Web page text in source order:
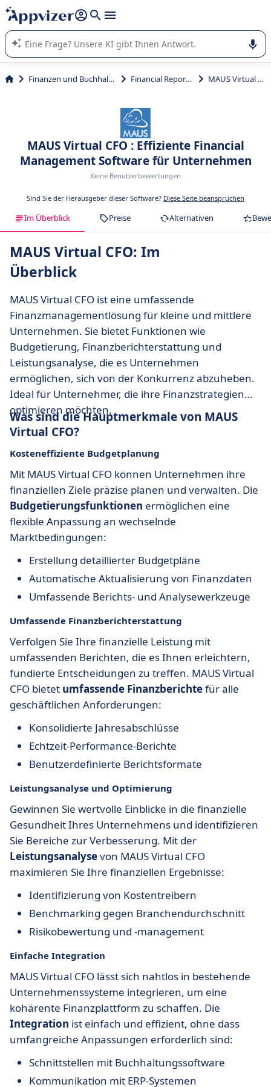
beantworten (mehrere Zeilen mit
Die KI von Appvizer führt Sie bei der Nutzung oder Auswahl
von SaaS-Software in Unternehmen.
Finanzen und Buchhaltung Financial Reporting MAUS Virtual CFO
MAUS Virtual CFO : Effiziente Financial
Management Software für Unternehmen
Keine Benutzerbewertungen
Sind Sie der Herausgeber dieser Software? Diese Seite beanspruchen
Im Überblick Preise Alternativen
MAUS Virtual CFO: Im
Überblick
MAUS Virtual CFO ist eine umfassende
Finanzmanagementlösung für kleine und mittlere
Unternehmen. Sie bietet Funktionen wie
Budgetierung, Finanzberichterstattung und
Leistungsanalyse, die es Unternehmen
ermöglichen, sich von der Konkurrenz abzuheben.
Ideal für Unternehmer, die ihre Finanzstrategien
optimieren möchten.
Was sind die Hauptmerkmale von MAUS
Virtual CFO?
Kosteneffiziente Budgetplanung
Mit MAUS Virtual CFO können Unternehmen ihre
finanziellen Ziele präzise planen und verwalten. Die
Budgetierungsfunktionen ermöglichen eine
flexible Anpassung an wechselnde
Marktbedingungen:
Erstellung detaillierter Budgetpläne
Automatische Aktualisierung von Finanzdaten
Umfassende Berichts- und Analysewerkzeuge
Umfassende Finanzberichterstattung
Verfolgen Sie Ihre finanzielle Leistung mit
umfassenden Berichten, die es Ihnen erleichtern,
fundierte Entscheidungen zu treffen. MAUS Virtual
CFO bietet umfassende Finanzberichtefür alle
geschäftlichen Anforderungen:
Konsolidierte Jahresabschlüsse
Echtzeit-Performance-Berichte
Benutzerdefinierte Berichtsformate
Leistungsanalyse und Optimierung
Gewinnen Sie wertvolle Einblicke in die finanzielle
Gesundheit Ihres Unternehmens und identifizieren
Sie Bereiche zur Verbesserung. Mit der
Leistungsanalysevon MAUS Virtual CFO
maximieren Sie Ihre finanziellen Ergebnisse:
Identifizierung von Kostentreibern
Benchmarking gegen Branchendurchschnitt
Risikobewertung und -management
Einfache Integration
MAUS Virtual CFO lässt sich nahtlos in bestehende
Unternehmenssysteme integrieren, um eine
kohärente Finanzplattform zu schaffen. Die
Integration ist einfach und effizient, ohne dass
umfangreiche Anpassungen erforderlich sind:
Schnittstellen mit Buchhaltungssoftware
Kommunikation mit ERP-Systemen